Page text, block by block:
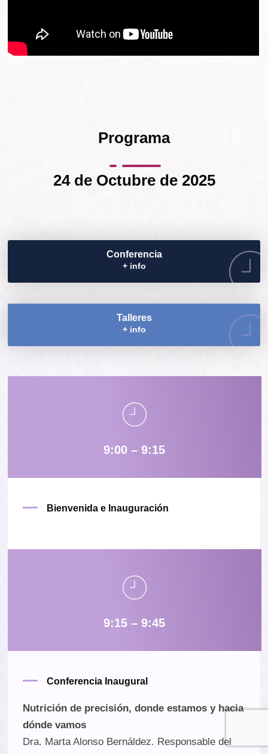
Programa
24 de Octubre de 2025
Conferencia
+ info
Talleres
+ info
9:00 – 9:15
Bienvenida e Inauguración
9:15 – 9:45
Conferencia Inaugural
Nutrición de precisión, donde estamos y hacia
dónde vamos
Dra. Marta Alonso Bernáldez. Responsable del